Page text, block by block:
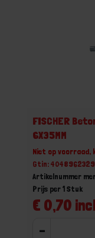
FISCHER
6X35MM
Niet op voorraad,
Gtin:
Artikelnummer
€ 0,70
Prijs per 1 Stuk
-